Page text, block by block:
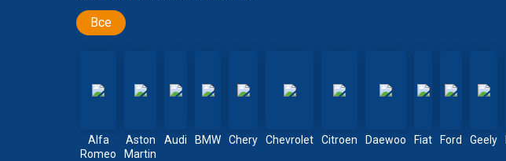
Все
Alfa
Romeo
Aston
Martin
Audi BMW Chery Chevrolet Citroen Daewoo Fiat Ford Geely